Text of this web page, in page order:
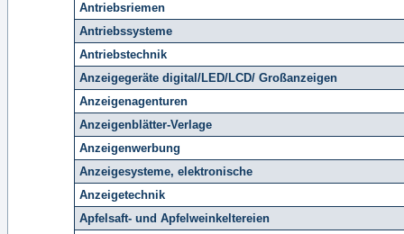
Antriebsriemen
Antriebssysteme
Antriebstechnik
Anzeigegeräte digital/LED/LCD/ Großanzeigen
Anzeigenagenturen
Anzeigenblätter-Verlage
Anzeigenwerbung
Anzeigesysteme, elektronische
Anzeigetechnik
Apfelsaft- und Apfelweinkeltereien